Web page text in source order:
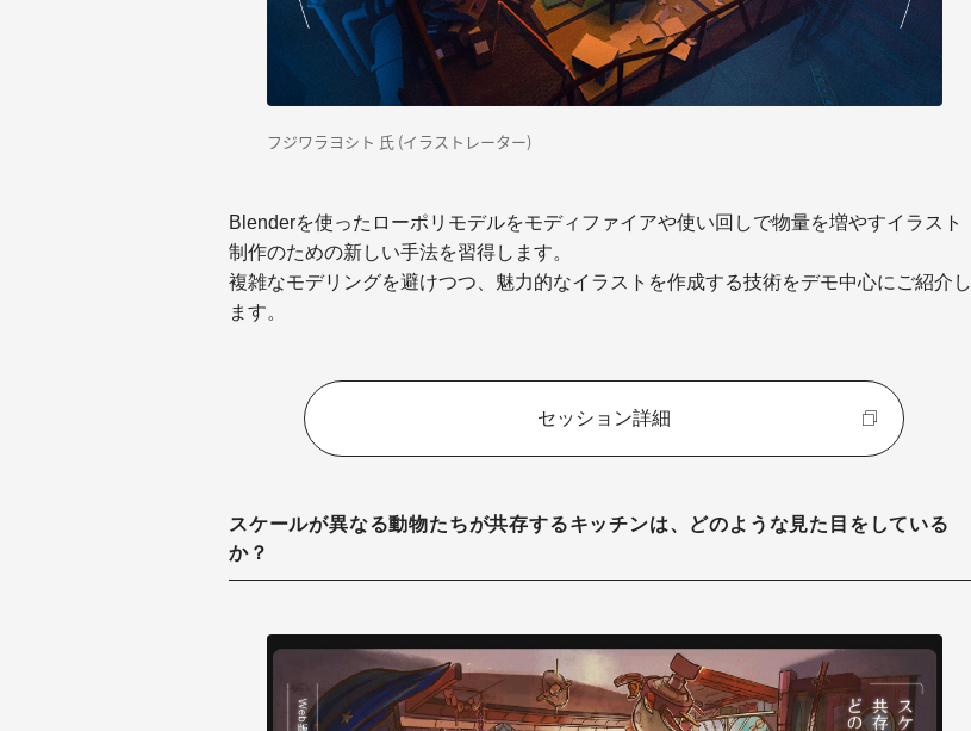
フジワラヨシト 氏 (イラストレーター)
Blenderを使ったローポリモデルをモディファイアや使い回しで物量を増やすイラスト
制作のための新しい手法を習得します。
複雑なモデリングを避けつつ、魅力的なイラストを作成する技術をデモ中心にご紹介し
ます。
セッション詳細
スケールが異なる動物たちが共存するキッチンは、どのような見た目をしている
か？